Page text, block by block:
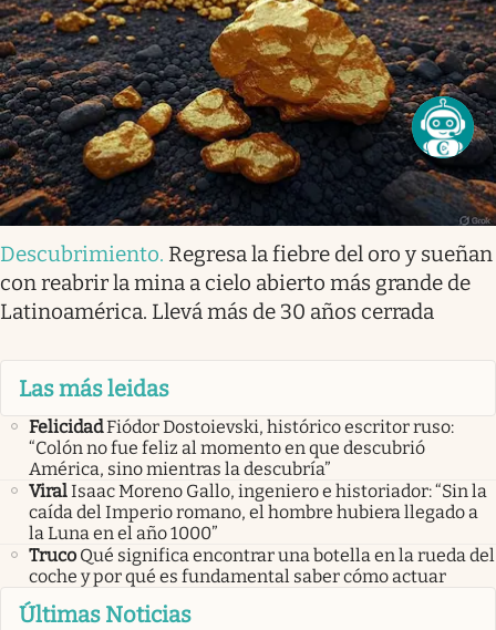
Descubrimiento. Regresa la fiebre del oro y sueñan
con reabrir la mina a cielo abierto más grande de
Latinoamérica. Llevá más de 30 años cerrada
Las más leidas
FelicidadFiódor Dostoievski, histórico escritor ruso:
“Colón no fue feliz al momento en que descubrió
América, sino mientras la descubría”
ViralIsaac Moreno Gallo, ingeniero e historiador: “Sin la
caída del Imperio romano, el hombre hubiera llegado a
la Luna en el año 1000”
Truco Qué significa encontrar una botella en la rueda del
coche y por qué es fundamental saber cómo actuar
Últimas Noticias